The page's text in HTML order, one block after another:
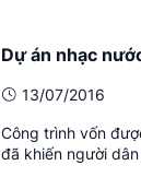
Dự án nhạc
13/07/2016
Công trình vốn
đã khiến người